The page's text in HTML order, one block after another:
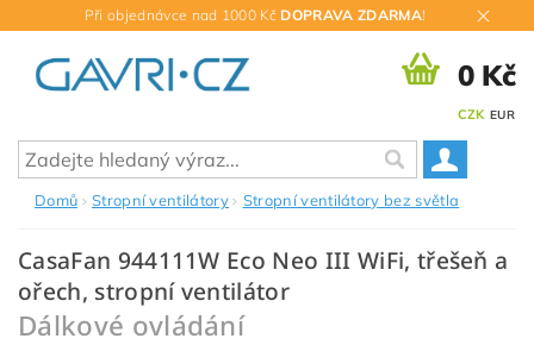
Při objednávce nad 1000 Kč DOPRAVA ZDARMA!
CZK EUR
0 Kč
Domů Stropní ventilátory Stropní ventilátory bez světla
CasaFan 944111W Eco Neo III WiFi, třešeň a
ořech, stropní ventilátor
Dálkové ovládání